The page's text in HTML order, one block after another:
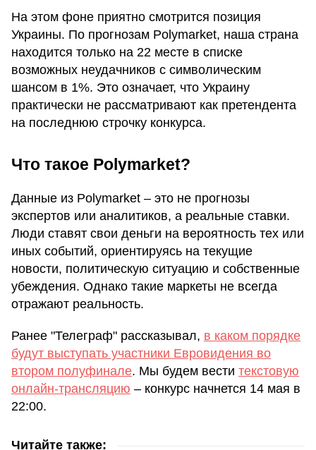
На этом фоне приятно смотрится позиция
Украины. По прогнозам Polymarket, наша страна
находится только на 22 месте в списке
возможных неудачников с символическим
шансом в 1%. Это означает, что Украину
практически не рассматривают как претендента
на последнюю строчку конкурса.
Что такое Polymarket?
Данные из Polymarket – это не прогнозы
экспертов или аналитиков, а реальные ставки.
Люди ставят свои деньги на вероятность тех или
иных событий, ориентируясь на текущие
новости, политическую ситуацию и собственные
убеждения. Однако такие маркеты не всегда
отражают реальность.
Ранее "Телеграф" рассказывал, в каком порядке
будут выступать участники Евровидения во
втором полуфинале. Мы будем вести текстовую
онлайн-трансляцию – конкурс начнется 14 мая в
22:00.
Читайте также: